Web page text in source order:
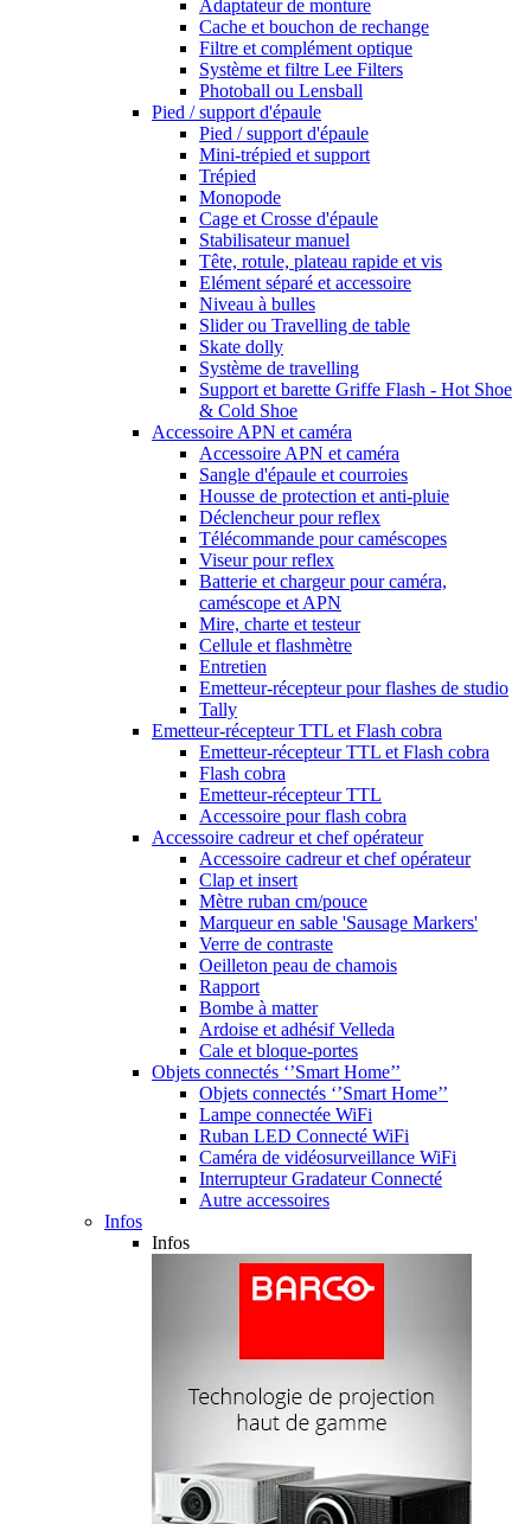
Adaptateur de monture
Cache et bouchon de rechange
Filtre et complément optique
Système et filtre Lee Filters
Photoball ou Lensball
Pied / support d'épaule
Pied / support d'épaule
Mini-trépied et support
Trépied
Monopode
Cage et Crosse d'épaule
Stabilisateur manuel
Tête, rotule, plateau rapide et vis
Elément séparé et accessoire
Niveau à bulles
Slider ou Travelling de table
Skate dolly
Système de travelling
Support et barette Griffe Flash - Hot Shoe
& Cold Shoe
Accessoire APN et caméra
Accessoire APN et caméra
Sangle d'épaule et courroies
Housse de protection et anti-pluie
Déclencheur pour reflex
Télécommande pour caméscopes
Viseur pour reflex
Batterie et chargeur pour caméra,
caméscope et APN
Mire, charte et testeur
Cellule et flashmètre
Entretien
Emetteur-récepteur pour flashes de studio
Tally
Emetteur-récepteur TTL et Flash cobra
Emetteur-récepteur TTL et Flash cobra
Flash cobra
Emetteur-récepteur TTL
Accessoire pour flash cobra
Accessoire cadreur et chef opérateur
Accessoire cadreur et chef opérateur
Clap et insert
Mètre ruban cm/pouce
Marqueur en sable 'Sausage Markers'
Verre de contraste
Oeilleton peau de chamois
Rapport
Bombe à matter
Ardoise et adhésif Velleda
Cale et bloque-portes
Objets connectés ‘’Smart Home’’
Objets connectés ‘’Smart Home’’
Lampe connectée WiFi
Ruban LED Connecté WiFi
Caméra de vidéosurveillance WiFi
Interrupteur Gradateur Connecté
Autre accessoires
Infos
Infos